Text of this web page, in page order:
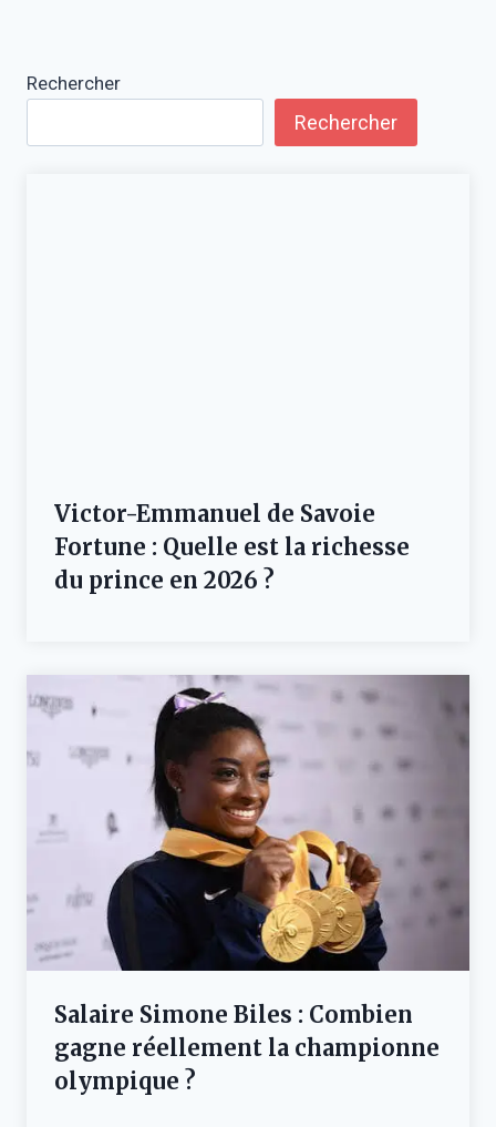
Rechercher
Rechercher
Victor-Emmanuel de Savoie
Fortune : Quelle est la richesse
du prince en 2026 ?
Salaire Simone Biles : Combien
gagne réellement la championne
olympique ?